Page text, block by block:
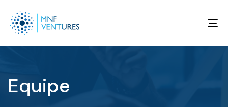
Equipe